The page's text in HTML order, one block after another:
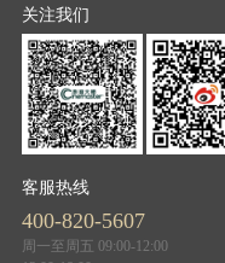
关注我们
客服热线
400-820-5607
周一至周五 09:00-12:00